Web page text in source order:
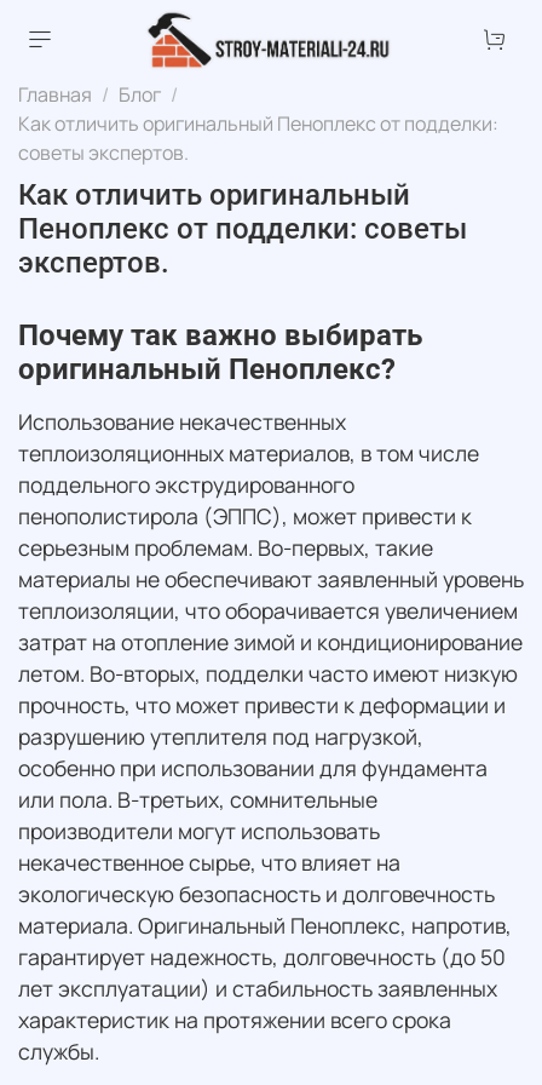
Главная
Блог
Как отличить оригинальный Пеноплекс от подделки:
советы экспертов.
Как отличить оригинальный
Пеноплекс от подделки: советы
экспертов.
Почему так важно выбирать
оригинальный Пеноплекс?
Использование некачественных
теплоизоляционных материалов, в том числе
поддельного экструдированного
пенополистирола (ЭППС), может привести к
серьезным проблемам. Во-первых, такие
материалы не обеспечивают заявленный уровень
теплоизоляции, что оборачивается увеличением
затрат на отопление зимой и кондиционирование
летом. Во-вторых, подделки часто имеют низкую
прочность, что может привести к деформации и
разрушению утеплителя под нагрузкой,
особенно при использовании для фундамента
или пола. В-третьих, сомнительные
производители могут использовать
некачественное сырье, что влияет на
экологическую безопасность и долговечность
материала. Оригинальный Пеноплекс, напротив,
гарантирует надежность, долговечность (до 50
лет эксплуатации) и стабильность заявленных
характеристик на протяжении всего срока
службы.